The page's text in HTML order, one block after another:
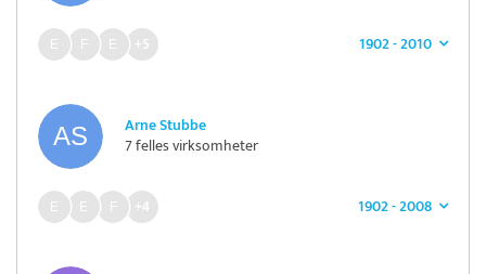
1902 - 2010
+5
Arne Stubbe
7 felles virksomheter
1902 - 2008
+4